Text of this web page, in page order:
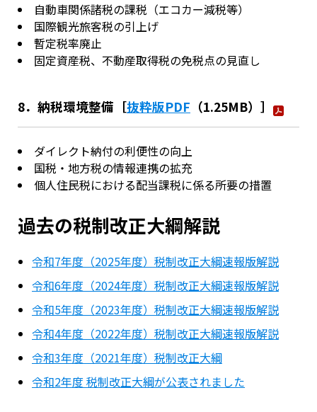
自動車関係諸税の課税（エコカー減税等）
国際観光旅客税の引上げ
暫定税率廃止
固定資産税、不動産取得税の免税点の見直し
8．納税環境整備［抜粋版PDF （1.25MB）］
ダイレクト納付の利便性の向上
国税・地方税の情報連携の拡充
個人住民税における配当課税に係る所要の措置
過去の税制改正大綱解説
令和7年度（2025年度）税制改正大綱速報版解説
令和6年度（2024年度）税制改正大綱速報版解説
令和5年度（2023年度）税制改正大綱速報版解説
令和4年度（2022年度）税制改正大綱速報版解説
令和3年度（2021年度）税制改正大綱
令和2年度 税制改正大綱が公表されました